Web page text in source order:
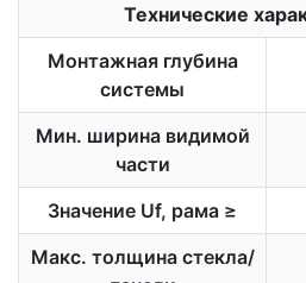
Технические
Монтажная глубина
системы
Мин. ширина видимой
части
Значение Uf, рама ≥
Макс. толщина стекла/